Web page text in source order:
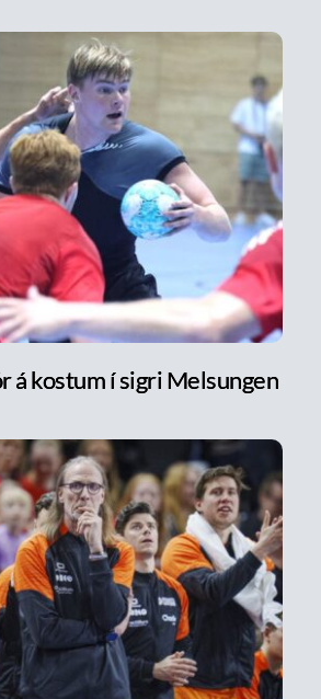
á kostum í sigri Melsungen